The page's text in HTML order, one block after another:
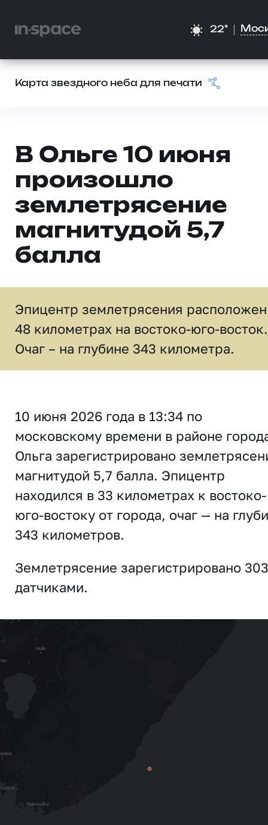
22°
Карта звездного неба для печати
В Ольге 10 июня
произошло
землетрясение
магнитудой 5,7
балла
Эпицентр землетрясения
48 километрах на востоко-юго-восток.
Очаг – на глубине 343 километра.
10 июня 2026 года в 13:34 по
московскому времени в районе
Ольга зарегистрировано
магнитудой 5,7 балла. Эпицентр
находился в 33 километрах к востоко-
юго-востоку от города, очаг — на
343 километров.
Землетрясение зарегистрировано 303
датчиками.